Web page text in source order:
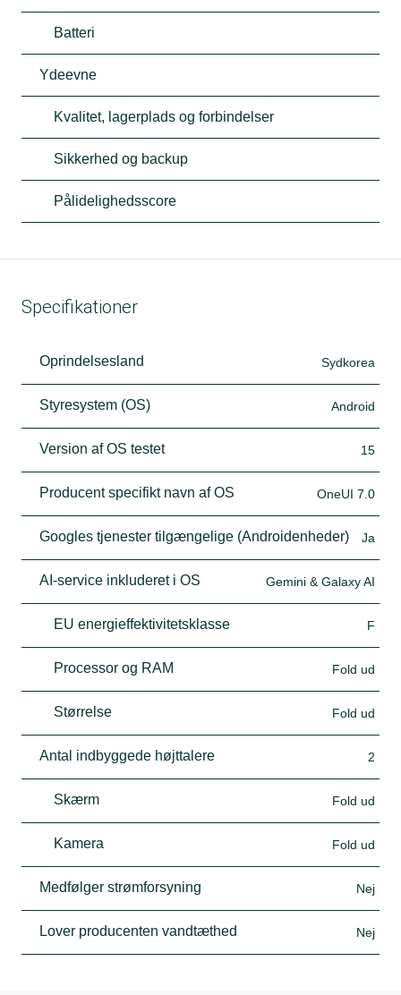
Batteri
Ydeevne
Kvalitet, lagerplads og forbindelser
Sikkerhed og backup
Pålidelighedsscore
Specifikationer
Oprindelsesland Sydkorea
Styresystem (OS) Android
Version af OS testet 15
Producent specifikt navn af OS OneUI 7.0
Googles tjenester tilgængelige (Androidenheder) Ja
AI-service inkluderet i OS Gemini & Galaxy AI
EU energieffektivitetsklasse F
Processor og RAM Fold ud
Størrelse Fold ud
Antal indbyggede højttalere 2
Skærm Fold ud
Kamera Fold ud
Medfølger strømforsyning Nej
Lover producenten vandtæthed Nej